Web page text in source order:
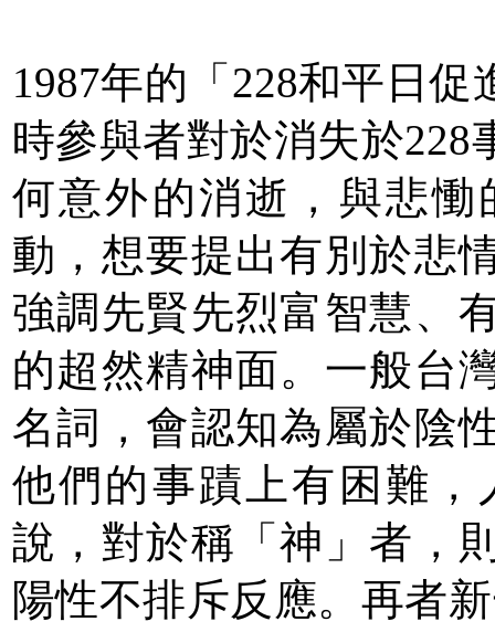
1987年的「228和平日
時參與者對於消失於
何意外的消逝，與悲
動，想要提出有別於悲
強調先賢先烈富智慧、
的超然精神面。一般台
名詞，會認知為屬於陰
他們的事蹟上有困難
說，對於稱「神」者，
陽性不排斥反應。再者